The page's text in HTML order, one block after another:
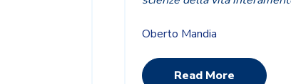
Oberto Mandia
Read More